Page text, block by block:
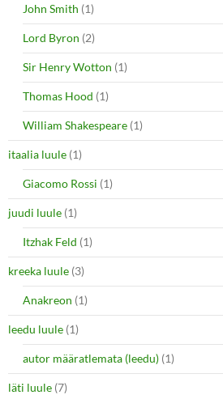
John Smith (1)
Lord Byron (2)
Sir Henry Wotton (1)
Thomas Hood (1)
William Shakespeare (1)
itaalia luule (1)
Giacomo Rossi (1)
juudi luule (1)
Itzhak Feld (1)
kreeka luule (3)
Anakreon (1)
leedu luule (1)
autor määratlemata (leedu) (1)
läti luule (7)